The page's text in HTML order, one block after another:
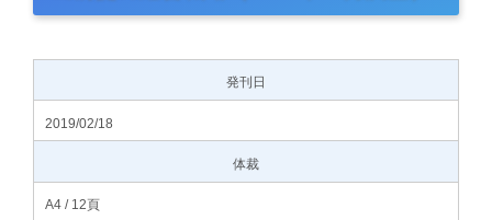
発刊日
2019/02/18
体裁
A4 / 12頁